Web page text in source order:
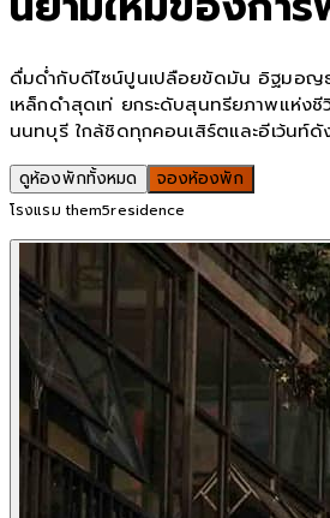
ดื่มด่ำกับดีไซน์ปูนเปลือยขัดมัน อิฐมอญธ
เหล็กดำสุดเท่ ยกระดับสุนทรียภาพแห่งชี
นนทบุรี ใกล้ชิดทุกคอนเสิร์ตและอีเว้นท์ดั
ดูห้องพักทั้งหมด จองห้องพัก
โรงแรม them5residence